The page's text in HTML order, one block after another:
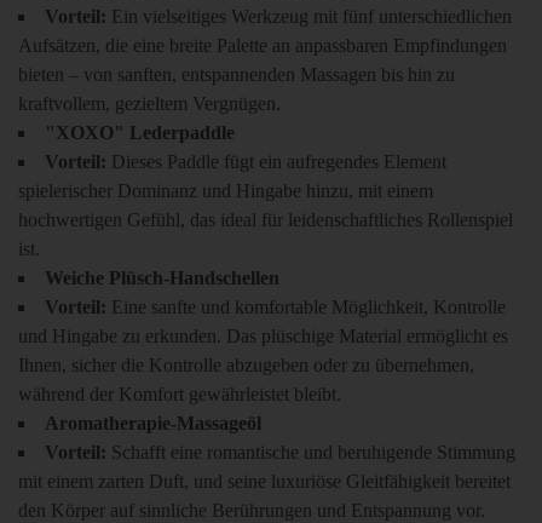
Vorteil: Ein vielseitiges Werkzeug mit fünf unterschiedlichen
Aufsätzen, die eine breite Palette an anpassbaren Empfindungen
bieten – von sanften, entspannenden Massagen bis hin zu
kraftvollem, gezieltem Vergnügen.
"XOXO" Lederpaddle
Vorteil: Dieses Paddle fügt ein aufregendes Element
spielerischer Dominanz und Hingabe hinzu, mit einem
hochwertigen Gefühl, das ideal für leidenschaftliches Rollenspiel
ist.
Weiche Plüsch-Handschellen
Vorteil: Eine sanfte und komfortable Möglichkeit, Kontrolle
und Hingabe zu erkunden. Das plüschige Material ermöglicht es
Ihnen, sicher die Kontrolle abzugeben oder zu übernehmen,
während der Komfort gewährleistet bleibt.
Aromatherapie-Massageöl
Vorteil: Schafft eine romantische und beruhigende Stimmung
mit einem zarten Duft, und seine luxuriöse Gleitfähigkeit bereitet
den Körper auf sinnliche Berührungen und Entspannung vor.